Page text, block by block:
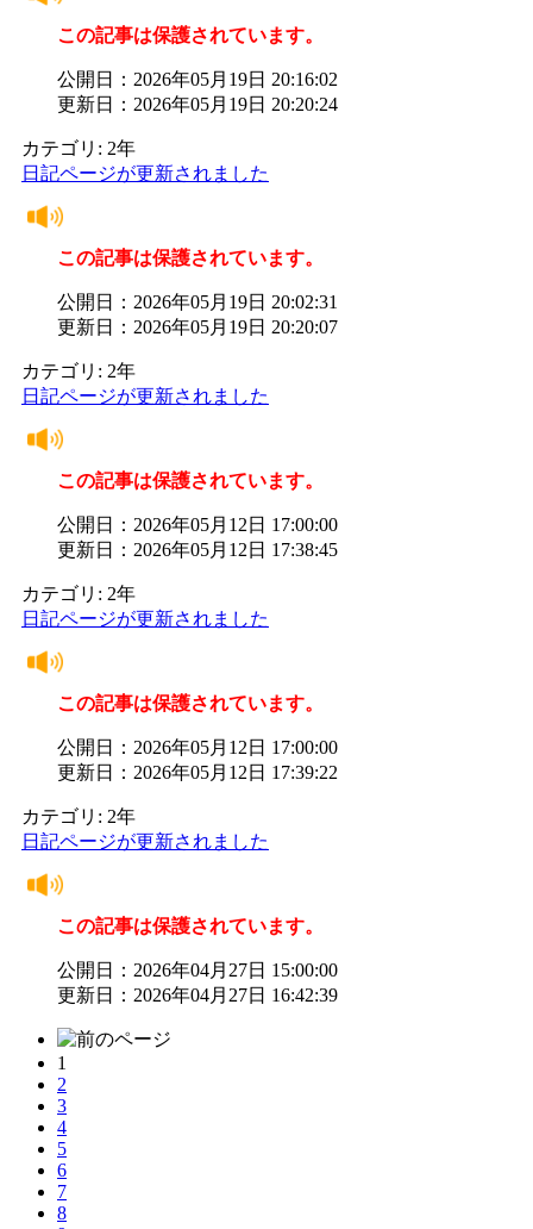
この記事は保護されています。
公開日：2026年05月19日 20:16:02
更新日：2026年05月19日 20:20:24
カテゴリ: 2年
日記ページが更新されました
この記事は保護されています。
公開日：2026年05月19日 20:02:31
更新日：2026年05月19日 20:20:07
カテゴリ: 2年
日記ページが更新されました
この記事は保護されています。
公開日：2026年05月12日 17:00:00
更新日：2026年05月12日 17:38:45
カテゴリ: 2年
日記ページが更新されました
この記事は保護されています。
公開日：2026年05月12日 17:00:00
更新日：2026年05月12日 17:39:22
カテゴリ: 2年
日記ページが更新されました
この記事は保護されています。
公開日：2026年04月27日 15:00:00
更新日：2026年04月27日 16:42:39
1
2
3
4
5
6
7
8